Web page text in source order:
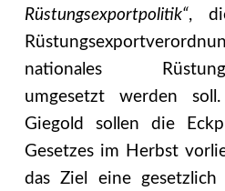
Rüstungsexportpolitik“,
nationales
umgesetzt werden
Giegold sollen die
Gesetzes im Herbst
das Ziel eine gesetzlich